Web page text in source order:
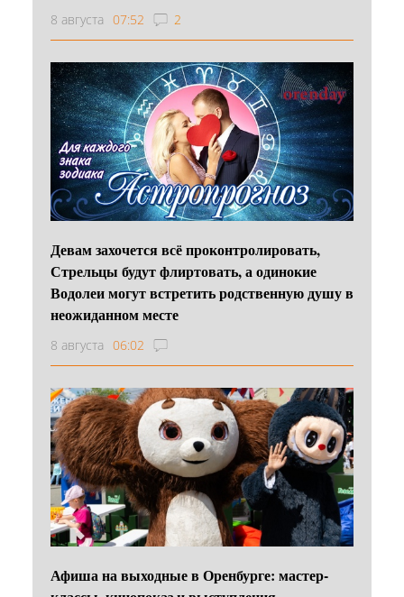
8 августа 07:52 2
Девам захочется всё проконтролировать,
Стрельцы будут флиртовать, а одинокие
Водолеи могут встретить родственную душу в
неожиданном месте
8 августа 06:02
Афиша на выходные в Оренбурге: мастер-